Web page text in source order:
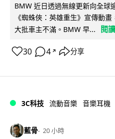
BMW 近日透過無線更新向全球
《蜘蛛俠：英雄重生》宣傳動
大批車主不滿。BMW 早...
閱
30 4 ↗ 分享
3C科技 流動音樂 音樂耳機
藍骨 20 小時